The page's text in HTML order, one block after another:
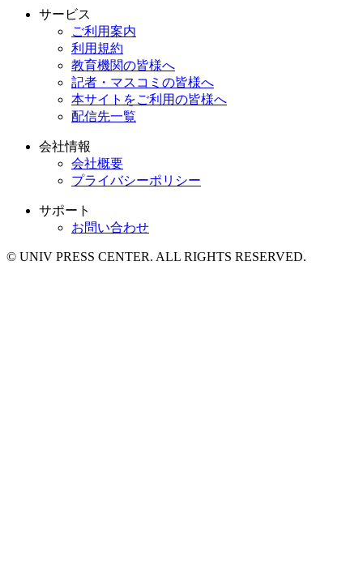
サービス
ご利用案内
利用規約
教育機関の皆様へ
記者・マスコミの皆様へ
本サイトをご利用の皆様へ
配信先一覧
会社情報
会社概要
プライバシーポリシー
サポート
お問い合わせ
© UNIV PRESS CENTER. ALL RIGHTS RESERVED.